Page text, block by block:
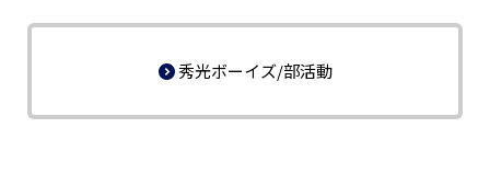
秀光ボーイズ/部活動